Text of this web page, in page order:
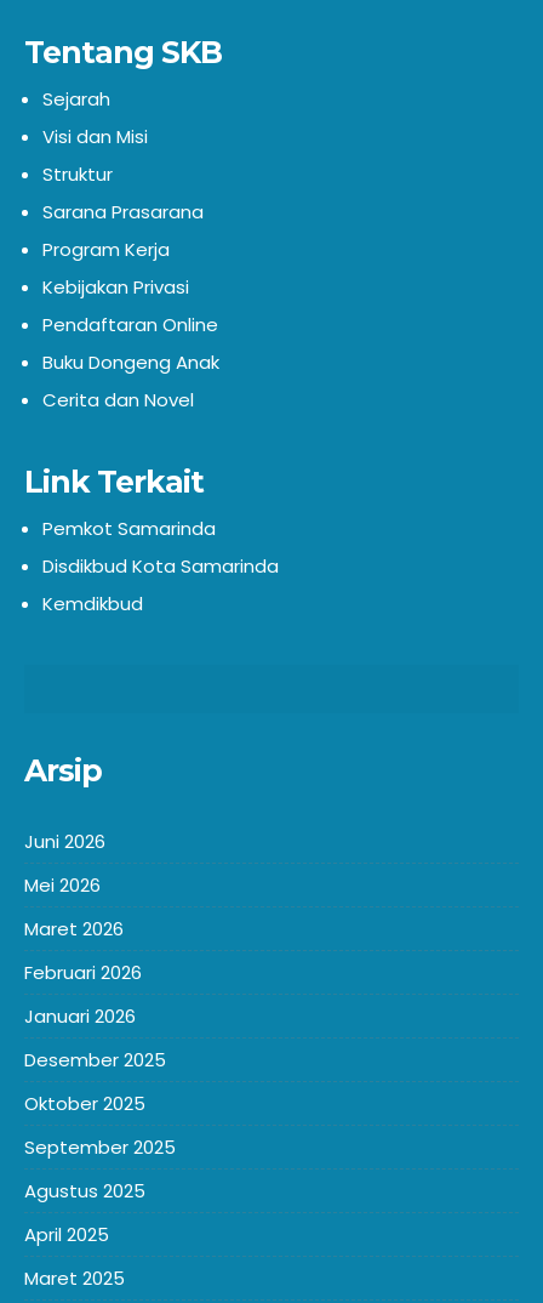
Tentang SKB
Sejarah
Visi dan Misi
Struktur
Sarana Prasarana
Program Kerja
Kebijakan Privasi
Pendaftaran Online
Buku Dongeng Anak
Cerita dan Novel
Link Terkait
Pemkot Samarinda
Disdikbud Kota Samarinda
Kemdikbud
Arsip
Juni 2026
Mei 2026
Maret 2026
Februari 2026
Januari 2026
Desember 2025
Oktober 2025
September 2025
Agustus 2025
April 2025
Maret 2025